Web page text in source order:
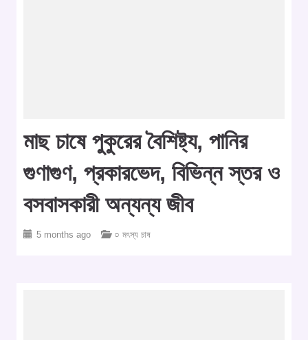
মাছ চাষে পুকুরের বৈশিষ্ট্য, পানির
গুণাগুণ, প্রকারভেদ, বিভিন্ন স্তর ও
বসবাসকারী অন্যন্য জীব
5 months ago ○ মৎস্য চাষ